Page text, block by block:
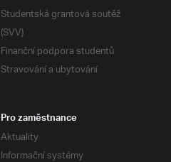
Studentská grantová soutěž
(SVV)
Finanční podpora studentů
Stravování a ubytování
Pro zaměstnance
Aktuality
Informační systémy